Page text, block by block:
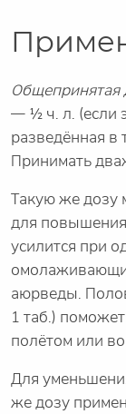
Общепринятая
— ½ ч. л. (если
разведённая в
Принимать
Такую же дозу
для
усилится при
аюрведы.
1 таб.)
полётом или
Для
же дозу